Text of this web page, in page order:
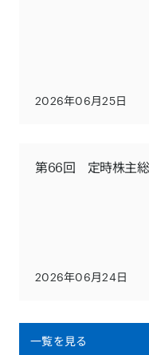
2026年06月25日
第66回 定時株主総
2026年06月24日
一覧を見る